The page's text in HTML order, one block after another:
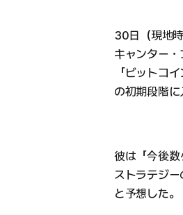
30日（現地
キャンター
「ビットコ
の初期段階に
彼は「今後数
ストラテジ
と予想した。